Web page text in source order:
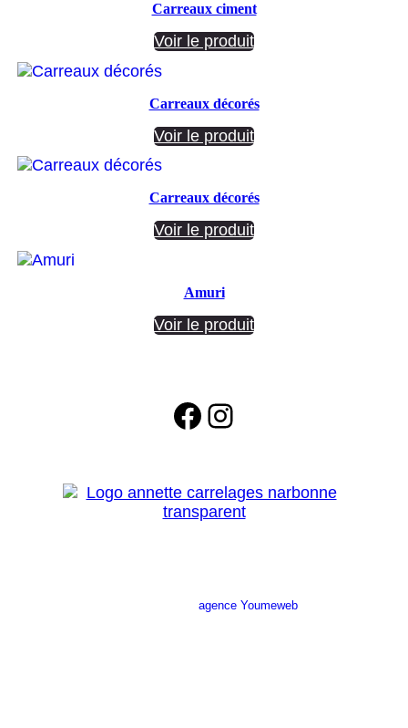
Carreaux ciment
Voir le produit
Carreaux décorés
Voir le produit
Carreaux décorés
Voir le produit
Amuri
Voir le produit
Facebook
Instagram
agence Youmeweb